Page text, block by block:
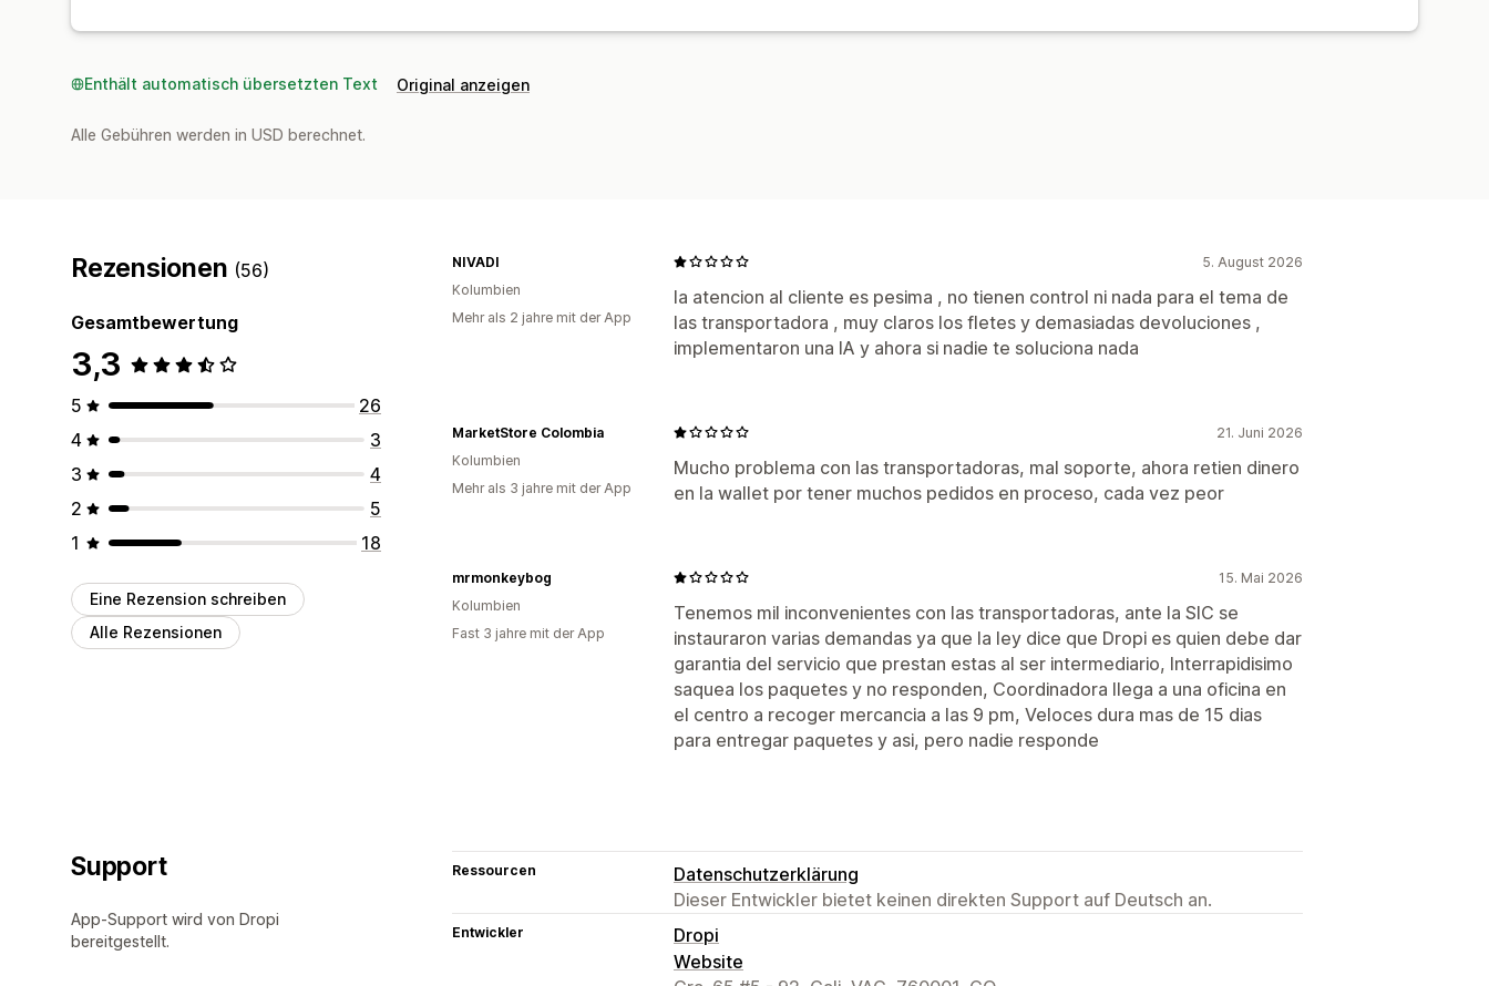
Enthält automatisch übersetzten Text Original anzeigen
Alle Gebühren werden in USD berechnet.
Rezensionen (56)
Gesamtbewertung
3,3
5
26
4
3
3
4
2
5
1
18
Eine Rezension schreiben
Alle Rezensionen
5. August 2026
la atencion al cliente es pesima , no tienen control ni nada para el tema de
las transportadora , muy claros los fletes y demasiadas devoluciones ,
implementaron una IA y ahora si nadie te soluciona nada
NIVADI
Kolumbien
Mehr als 2 jahre mit der App
21. Juni 2026
Mucho problema con las transportadoras, mal soporte, ahora retien dinero
en la wallet por tener muchos pedidos en proceso, cada vez peor
MarketStore Colombia
Kolumbien
Mehr als 3 jahre mit der App
15. Mai 2026
Tenemos mil inconvenientes con las transportadoras, ante la SIC se
instauraron varias demandas ya que la ley dice que Dropi es quien debe dar
garantia del servicio que prestan estas al ser intermediario, Interrapidisimo
saquea los paquetes y no responden, Coordinadora llega a una oficina en
el centro a recoger mercancia a las 9 pm, Veloces dura mas de 15 dias
para entregar paquetes y asi, pero nadie responde
mrmonkeybog
Kolumbien
Fast 3 jahre mit der App
Support
App-Support wird von Dropi
bereitgestellt.
Ressourcen
Datenschutzerklärung
Dieser Entwickler bietet keinen direkten Support auf Deutsch an.
Entwickler
Dropi
Website